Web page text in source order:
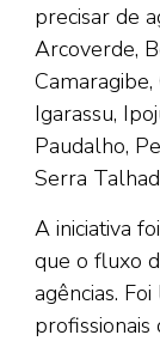
precisar de
Arcoverde,
Camaragibe,
Igarassu,
Paudalho,
Serra
A iniciativa
que o fluxo
agências.